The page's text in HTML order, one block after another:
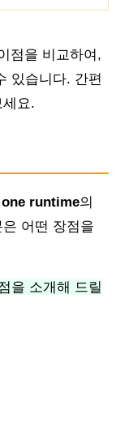
점을 비교하여,
있습니다. 간편
요.
runtime의
어떤 장점을
을 소개해 드릴